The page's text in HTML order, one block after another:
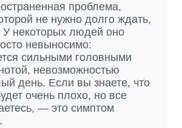
проблема,
не нужно долго ждать,
некоторых людей оно
невыносимо:
сильными головными
невозможностью
день. Если вы знаете, что
очень плохо, но все
— это симптом